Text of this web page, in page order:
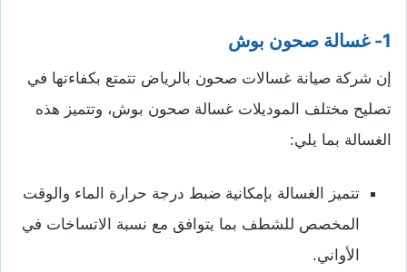
1- غسالة صحون بوش
إن شركة صيانة غسالات صحون بالرياض تتمتع بكفاءتها في
تصليح مختلف الموديلات غسالة صحون بوش، وتتميز هذه
الغسالة بما يلي:
تتميز الغسالة بإمكانية ضبط درجة حرارة الماء والوقت
المخصص للشطف بما يتوافق مع نسبة الاتساخات في
الأواني.